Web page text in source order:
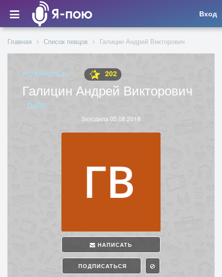
Вход
Главная Список певцов Галицин Андрей Викторович
ИСПОЛНИТЕЛЬ 202
Галицин Андрей Викторович
DuSS
Заходила 05.08.2018
НАПИСАТЬ
ПОДПИСАТЬСЯ